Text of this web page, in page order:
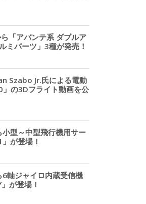
ら「アバンテ系 ダブルア
ミパーツ」3種が発売！
Szabo Jr.氏による電動
」の3Dフライト動画を公
型～中型飛行機用サー
が登場！
軸ジャイロ内蔵受信機
が登場！